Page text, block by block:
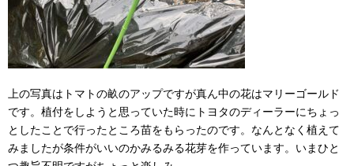
上の写真はトマトの畝のアップですが真ん中の花はマリーゴールド
です。植付をしようと思っていた時にトヨタのディーラーにちょっ
としたことで行ったところ苗をもらったのです。なんとなく植えて
みましたが条件がいいのかみるみる花芽を作っています。いまひと